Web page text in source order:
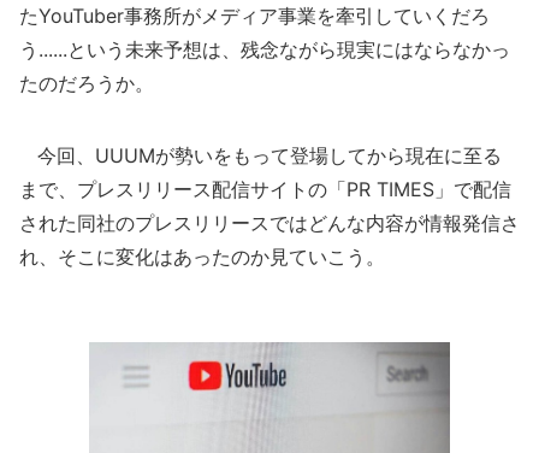
たYouTuber事務所がメディア事業を牽引していくだろ
う......という未来予想は、残念ながら現実にはならなかっ
たのだろうか。
今回、UUUMが勢いをもって登場してから現在に至る
まで、プレスリリース配信サイトの「PR TIMES」で配信
された同社のプレスリリースではどんな内容が情報発信さ
れ、そこに変化はあったのか見ていこう。